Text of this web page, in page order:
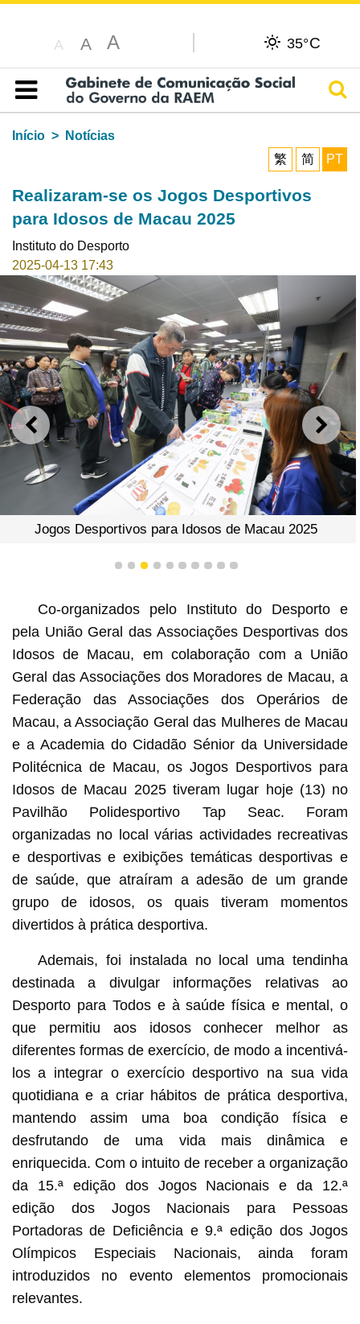
A A A 35°C
Índice
Início
Notícias
繁
简 PT
Realizaram-se os Jogos Desportivos
para Idosos de Macau 2025
Instituto do Desporto
2025-04-13 17:43
ANTERIOR
Jogos Desportivos para Idosos de Macau 2025
1 2 3 4 5 6 7 8 9 10
Co-organizados pelo Instituto do Desporto e
pela União Geral das Associações Desportivas dos
Idosos de Macau, em colaboração com a União
Geral das Associações dos Moradores de Macau, a
Federação das Associações dos Operários de
Macau, a Associação Geral das Mulheres de Macau
e a Academia do Cidadão Sénior da Universidade
Politécnica de Macau, os Jogos Desportivos para
Idosos de Macau 2025 tiveram lugar hoje (13) no
Pavilhão Polidesportivo Tap Seac. Foram
organizadas no local várias actividades recreativas
e desportivas e exibições temáticas desportivas e
de saúde, que atraíram a adesão de um grande
grupo de idosos, os quais tiveram momentos
divertidos à prática desportiva.
Ademais, foi instalada no local uma tendinha
destinada a divulgar informações relativas ao
Desporto para Todos e à saúde física e mental, o
que permitiu aos idosos conhecer melhor as
diferentes formas de exercício, de modo a incentivá-
los a integrar o exercício desportivo na sua vida
quotidiana e a criar hábitos de prática desportiva,
mantendo assim uma boa condição física e
desfrutando de uma vida mais dinâmica e
enriquecida. Com o intuito de receber a organização
da 15.ª edição dos Jogos Nacionais e da 12.ª
edição dos Jogos Nacionais para Pessoas
Portadoras de Deficiência e 9.ª edição dos Jogos
Olímpicos Especiais Nacionais, ainda foram
introduzidos no evento elementos promocionais
relevantes.